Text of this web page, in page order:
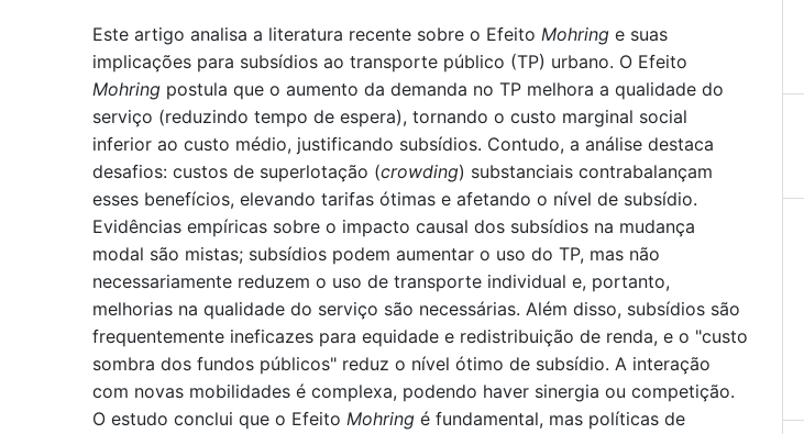
Este artigo analisa a literatura recente sobre o Efeito Mohringe suas
implicações para subsídios ao transporte público (TP) urbano. O Efeito
Mohringpostula que o aumento da demanda no TP melhora a qualidade do
serviço (reduzindo tempo de espera), tornando o custo marginal social
inferior ao custo médio, justificando subsídios. Contudo, a análise destaca
desafios: custos de superlotação (crowding) substanciais contrabalançam
esses benefícios, elevando tarifas ótimas e afetando o nível de subsídio.
Evidências empíricas sobre o impacto causal dos subsídios na mudança
modal são mistas; subsídios podem aumentar o uso do TP, mas não
necessariamente reduzem o uso de transporte individual e, portanto,
melhorias na qualidade do serviço são necessárias. Além disso, subsídios são
frequentemente ineficazes para equidade e redistribuição de renda, e o "custo
sombra dos fundos públicos" reduz o nível ótimo de subsídio. A interação
com novas mobilidades é complexa, podendo haver sinergia ou competição.
O estudo conclui que o Efeito Mohringé fundamental, mas políticas de